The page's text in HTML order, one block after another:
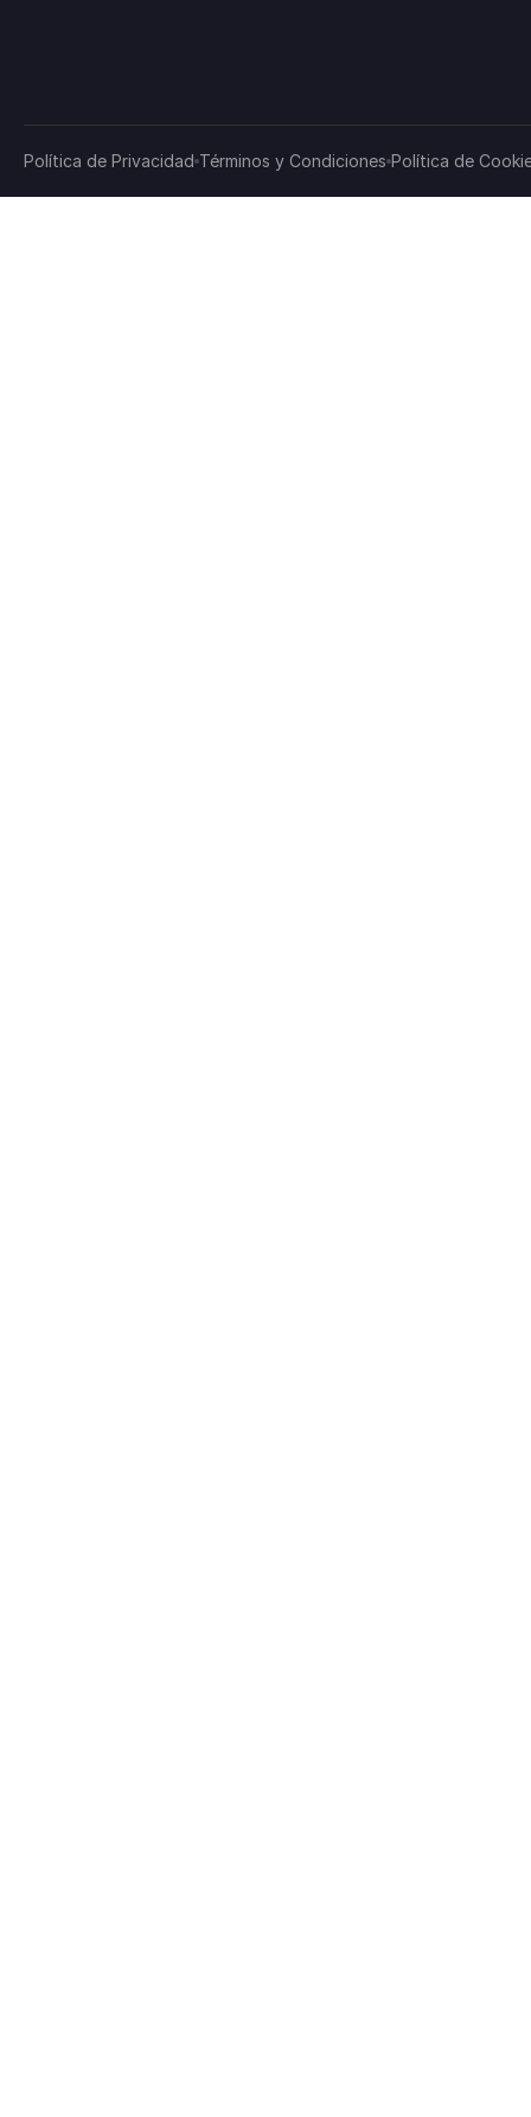
Política de Privacidad Términos y Condiciones Política de